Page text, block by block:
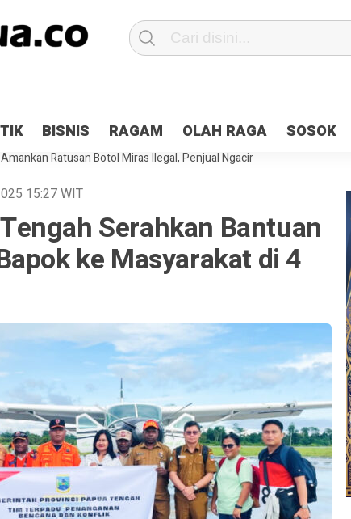
BISNIS RAGAM OLAH RAGA SOSOK
2×24 jam di Kota Jayapura
Pesan Sejuk Polri di Deklarasi
Terbakar
Hibah Pilkada Jayapura Cair 10 Persen, Deposit
Ratusan Botol Miras Ilegal, Penjual Ngacir
15:27WIT
Serahkan Bantuan
ke Masyarakat di 4